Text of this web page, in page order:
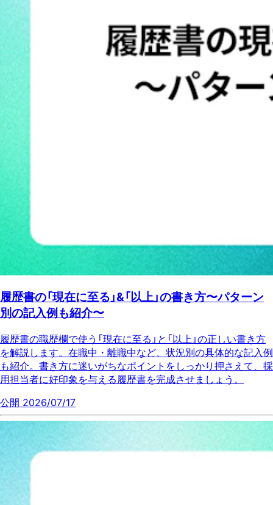
履歴書の「現在に至る」&「以上」の書き方〜パターン
別の記入例も紹介〜
履歴書の職歴欄で使う「現在に至る」と「以上」の正しい書き方
を解説します。在職中・離職中など、状況別の具体的な記入例
も紹介。書き方に迷いがちなポイントをしっかり押さえて、採
用担当者に好印象を与える履歴書を完成させましょう。
公開 2026/07/17